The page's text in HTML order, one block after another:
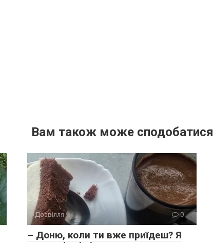
Вам також може сподобатися
Дозвілля 0
– Доню, коли ти вже приїдеш? Я